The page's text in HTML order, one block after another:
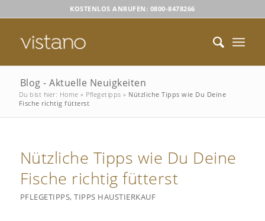
KOSTENLOS ANRUFEN: 0800-8478266
Blog - Aktuelle Neuigkeiten
Du bist hier: Home » Pflegetipps » Nützliche Tipps wie Du Deine
Fische richtig fütterst
Nützliche Tipps wie Du Deine
Fische richtig fütterst
PFLEGETIPPS,TIPPS HAUSTIERKAUF